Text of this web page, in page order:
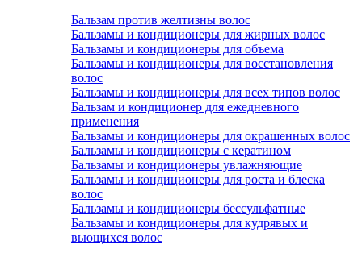
Бальзам против желтизны волос
Бальзамы и кондиционеры для жирных волос
Бальзамы и кондиционеры для объема
Бальзамы и кондиционеры для восстановления
волос
Бальзамы и кондиционеры для всех типов волос
Бальзам и кондиционер для ежедневного
применения
Бальзамы и кондиционеры для окрашенных волос
Бальзамы и кондиционеры с кератином
Бальзамы и кондиционеры увлажняющие
Бальзамы и кондиционеры для роста и блеска
волос
Бальзамы и кондиционеры бессульфатные
Бальзамы и кондиционеры для кудрявых и
вьющихся волос